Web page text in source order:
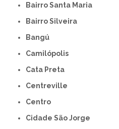
Bairro Santa Maria
Bairro Silveira
Bangú
Camilópolis
Cata Preta
Centreville
Centro
Cidade São Jorge